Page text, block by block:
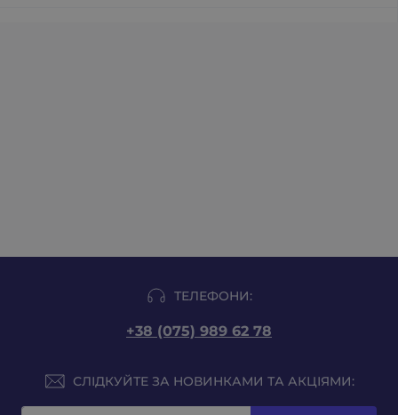
ТЕЛЕФОНИ:
+38 (075) 989 62 78
СЛІДКУЙТЕ ЗА НОВИНКАМИ ТА АКЦІЯМИ: